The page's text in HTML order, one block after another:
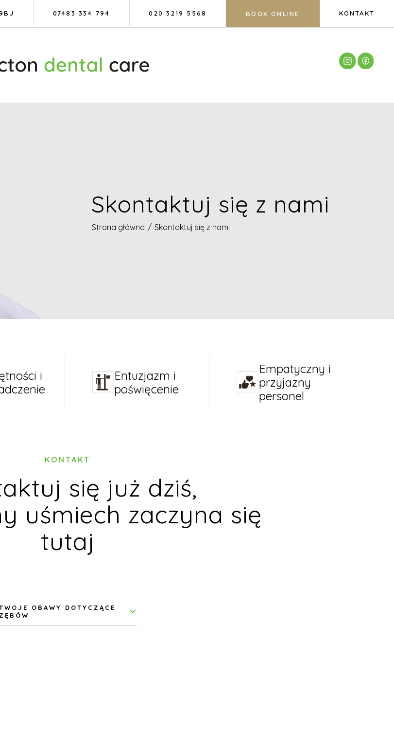
07483 334 794 020 3219 5568 BOOK ONLINE KONTAKT
Skontaktuj się z nami
Strona główna / Skontaktuj się z nami
i
Entuzjazm i
poświęcenie
Empatyczny i
przyjazny
personel
KONTAKT
się już dziś,
uśmiech zaczyna się
tutaj
OBAWY DOTYCZĄCE